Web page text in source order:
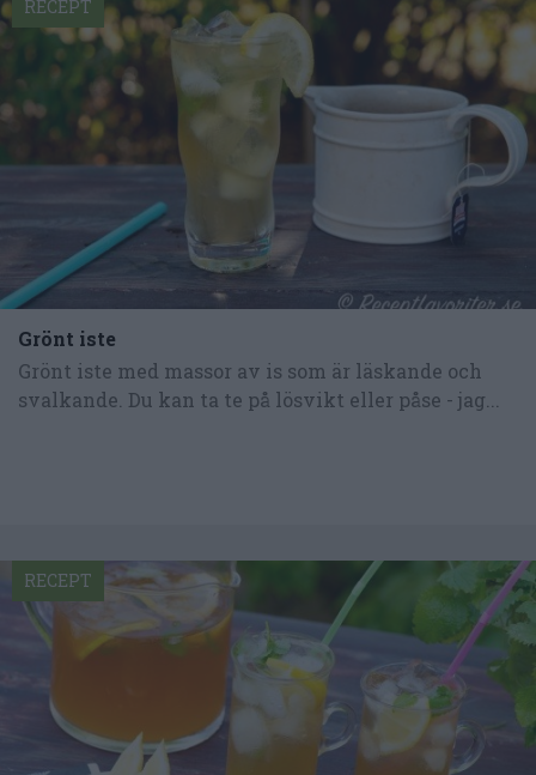
Grönt iste
Grönt iste med massor av is som är läskande och
svalkande. Du kan ta te på lösvikt eller påse - jag...
RECEPT
RECEPT